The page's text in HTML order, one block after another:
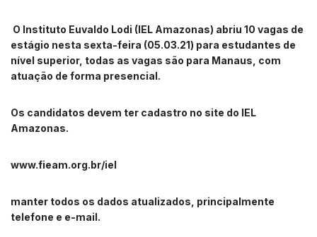
O Instituto Euvaldo Lodi (IEL Amazonas) abriu 10 vagas de
estágio nesta sexta-feira (05.03.21) para estudantes de
nível superior, todas as vagas são para Manaus, com
atuação de forma presencial.
Os candidatos devem ter cadastro no site do IEL
Amazonas.
www.fieam.org.br/iel
manter todos os dados atualizados, principalmente
telefone e e-mail.